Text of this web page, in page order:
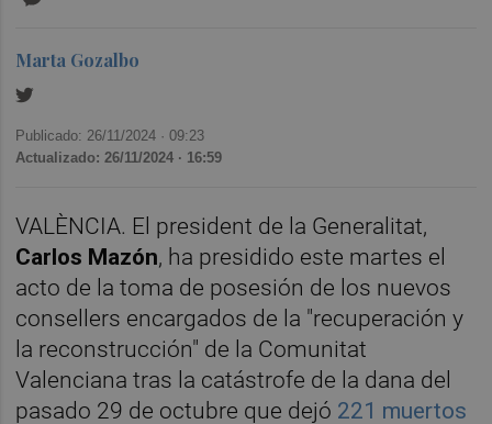
Marta Gozalbo
Publicado: 26/11/2024 ·09:23
Actualizado: 26/11/2024 · 16:59
VALÈNCIA. El president de la Generalitat,
Carlos Mazón, ha presidido este martes el
acto de la toma de posesión de los nuevos
consellers encargados de la "recuperación y
la reconstrucción" de la Comunitat
Valenciana tras la catástrofe de la dana del
pasado 29 de octubre que dejó 221 muertos